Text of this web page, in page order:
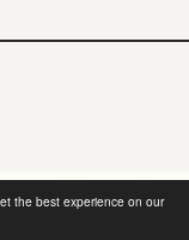
the best experience on our